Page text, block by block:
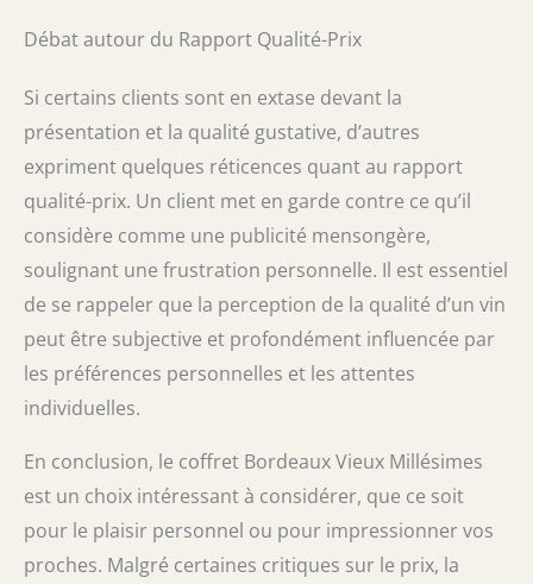
Débat autour du Rapport Qualité-Prix
Si certains clients sont en extase devant la
présentation et la qualité gustative, d’autres
expriment quelques réticences quant au rapport
qualité-prix. Un client met en garde contre ce qu’il
considère comme une publicité mensongère,
soulignant une frustration personnelle. Il est essentiel
de se rappeler que la perception de la qualité d’un vin
peut être subjective et profondément influencée par
les préférences personnelles et les attentes
individuelles.
En conclusion, le coffret Bordeaux Vieux Millésimes
est un choix intéressant à considérer, que ce soit
pour le plaisir personnel ou pour impressionner vos
proches. Malgré certaines critiques sur le prix, la